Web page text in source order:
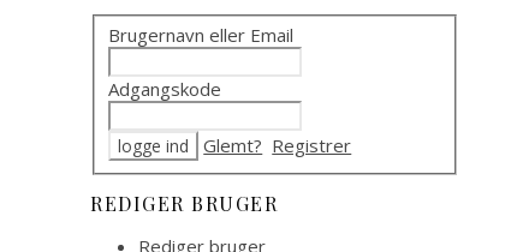
Brugernavn eller Email
Adgangskode
Glemt? Registrer
REDIGER BRUGER
Rediger bruger